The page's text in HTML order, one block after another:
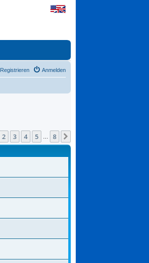
Anmelden
Registrieren
von8
2 3 4 5 8